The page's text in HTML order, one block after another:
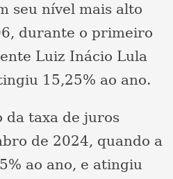
seu nível mais alto
durante o primeiro
Luiz Inácio Lula
15,25% ao ano.
da taxa de juros
de 2024, quando a
ao ano, e atingiu